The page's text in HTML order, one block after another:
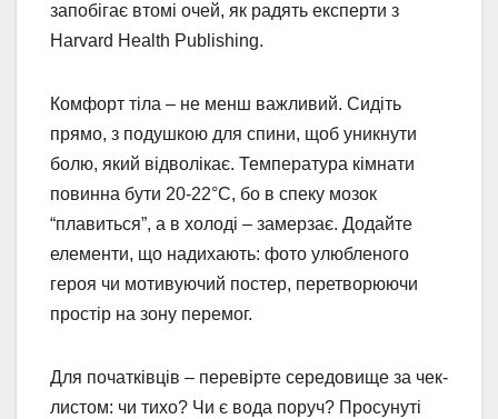
запобігає втомі очей, як радять експерти з
Harvard Health Publishing.
Комфорт тіла – не менш важливий. Сидіть
прямо, з подушкою для спини, щоб уникнути
болю, який відволікає. Температура кімнати
повинна бути 20-22°C, бо в спеку мозок
“плавиться”, а в холоді – замерзає. Додайте
елементи, що надихають: фото улюбленого
героя чи мотивуючий постер, перетворюючи
простір на зону перемог.
Для початківців – перевірте середовище за чек-
листом: чи тихо? Чи є вода поруч? Просунуті